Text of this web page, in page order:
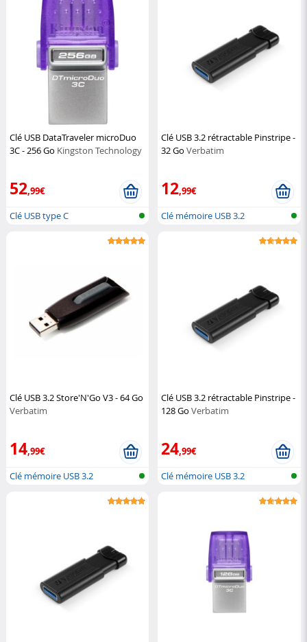
Clé USB DataTraveler microDuo
3C - 256 Go Kingston Technology
52,99€
Clé USB type C
Clé USB 3.2 rétractable Pinstripe -
32 GoVerbatim
12,99€
Clé mémoire USB 3.2
Clé USB 3.2 Store'N'Go V3 - 64 Go
Verbatim
14,99€
Clé mémoire USB 3.2
Clé USB 3.2 rétractable Pinstripe -
128 GoVerbatim
24,99€
Clé mémoire USB 3.2